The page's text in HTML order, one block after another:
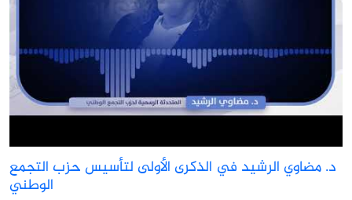
د. مضاوي الرشيد في الذكرى الأولى لتأسيس حزب التجمع
الوطني